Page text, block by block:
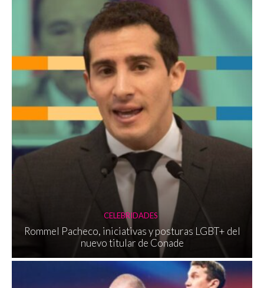
CELEBRIDADES
Rommel Pacheco, iniciativas y posturas LGBT+ del
nuevo titular de Conade